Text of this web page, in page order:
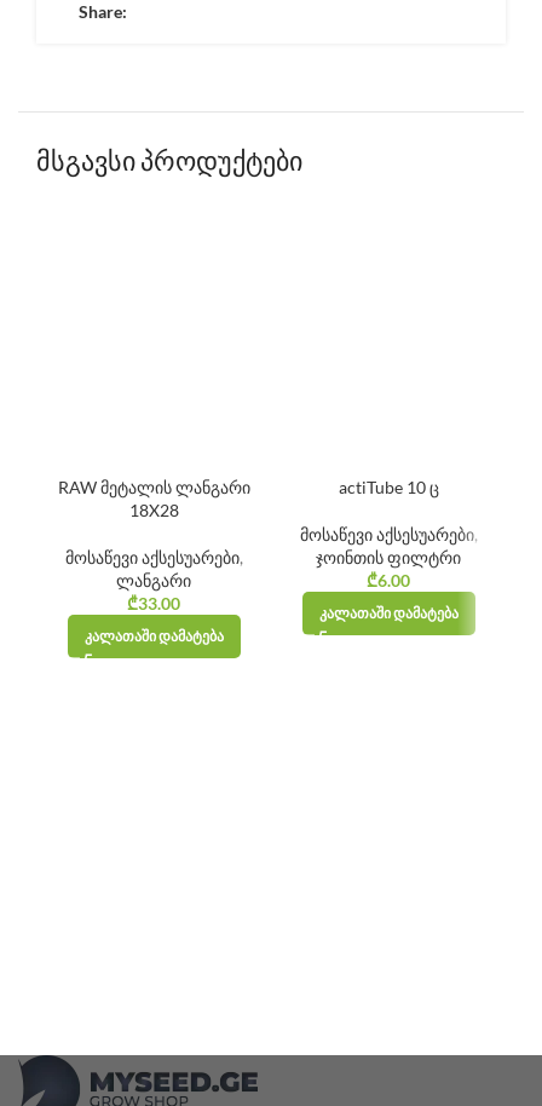
Share:
მსგავსი პროდუქტები
RAW მეტალის ლანგარი
18X28
მოსაწევი აქსესუარები,
ლანგარი
₾33.00
ᲙᲐᲚᲐᲗᲐᲨᲘ ᲓᲐᲛᲐᲢᲔᲑᲐ
actiTube 10 ც
მოსაწევი აქსესუარები,
ჯოინთის ფილტრი
₾6.00
ᲙᲐᲚᲐᲗᲐᲨᲘ ᲓᲐᲛᲐᲢᲔᲑᲐ